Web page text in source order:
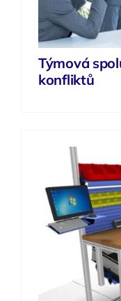
Týmová
konfliktů